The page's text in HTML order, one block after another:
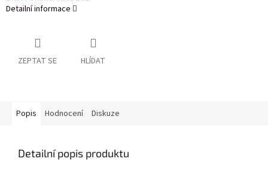
Detailní informace
ZEPTAT SE HLÍDAT
Popis Hodnocení Diskuze
Detailní popis produktu